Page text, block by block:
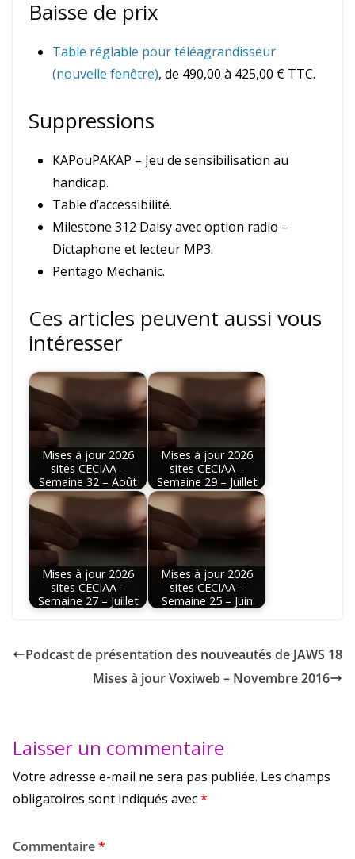
Baisse de prix
Table réglable pour téléagrandisseur
(nouvelle fenêtre), de 490,00 à 425,00 € TTC.
Suppressions
KAPouPAKAP – Jeu de sensibilisation au
handicap.
Table d’accessibilité.
Milestone 312 Daisy avec option radio –
Dictaphone et lecteur MP3.
Pentago Mechanic.
Ces articles peuvent aussi vous
intéresser
Mises à jour 2026
sites CECIAA –
Semaine 32 – Août
Mises à jour 2026
sites CECIAA –
Semaine 29 – Juillet
Mises à jour 2026
sites CECIAA –
Semaine 27 – Juillet
Mises à jour 2026
sites CECIAA –
Semaine 25 – Juin
Podcast de présentation des nouveautés de JAWS 18
Mises à jour Voxiweb – Novembre 2016
Laisser un commentaire
Votre adresse e-mail ne sera pas publiée. Les champs
obligatoires sont indiqués avec*
Commentaire*